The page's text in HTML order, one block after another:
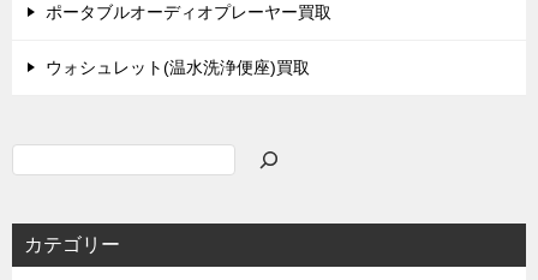
ポータブルオーディオプレーヤー買取
ウォシュレット(温水洗浄便座)買取
カテゴリー